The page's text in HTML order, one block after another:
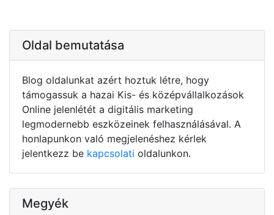
Oldal bemutatása
Blog oldalunkat azért hoztuk létre, hogy
támogassuk a hazai Kis- és középvállalkozások
Online jelenlétét a digitális marketing
legmodernebb eszközeinek felhasználásával. A
honlapunkon való megjelenéshez kérlek
jelentkezz be kapcsolati oldalunkon.
Megyék